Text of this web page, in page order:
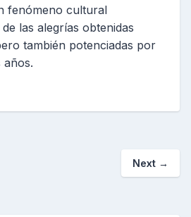
fenómeno cultural
las alegrías obtenidas
también potenciadas por
años.
Next →